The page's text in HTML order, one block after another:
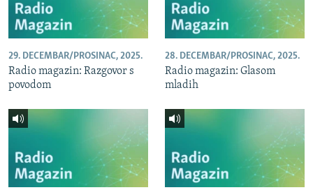
29. DECEMBAR/PROSINAC, 2025.
Radio magazin: Razgovor s
povodom
28. DECEMBAR/PROSINAC, 2025.
Radio magazin: Glasom
mladih